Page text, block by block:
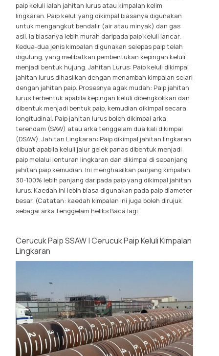
paip keluli ialah jahitan lurus atau kimpalan kelim
lingkaran. Paip keluli yang dikimpal biasanya digunakan
untuk mengangkut bendalir (air atau minyak) dan gas
asli. Ia biasanya lebih murah daripada paip keluli lancar.
Kedua-dua jenis kimpalan digunakan selepas paip telah
digulung, yang melibatkan pembentukan kepingan keluli
menjadi bentuk hujung. Jahitan Lurus: Paip keluli dikimpal
jahitan lurus dihasilkan dengan menambah kimpalan selari
dengan jahitan paip. Prosesnya agak mudah: Paip jahitan
lurus terbentuk apabila kepingan keluli dibengkokkan dan
dibentuk menjadi bentuk paip, kemudian dikimpal secara
longitudinal. Paip jahitan lurus boleh dikimpal arka
terendam (SAW) atau arka tenggelam dua kali dikimpal
(DSAW). Jahitan Lingkaran: Paip dikimpal jahitan lingkaran
dibuat apabila keluli jalur gelek panas dibentuk menjadi
paip melalui lenturan lingkaran dan dikimpal di sepanjang
jahitan paip kemudian. Ini menghasilkan panjang kimpalan
30-100% lebih panjang daripada paip yang dikimpal jahitan
lurus. Kaedah ini lebih biasa digunakan pada paip diameter
besar. (Catatan: kaedah kimpalan ini juga boleh dirujuk
sebagai arka tenggelam heliks Baca lagi
Cerucuk Paip SSAW | Cerucuk Paip Keluli Kimpalan
Lingkaran